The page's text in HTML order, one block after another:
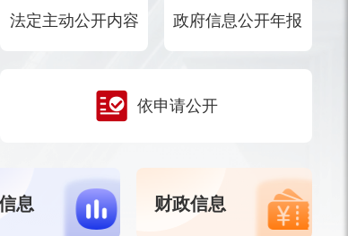
法定主动公开内容 政府信息公开年报
依申请公开
息 财政信息